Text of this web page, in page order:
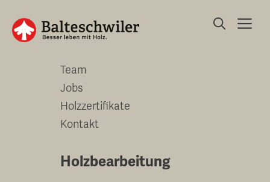
zum
Inhalt
Unternehmen
Team
Jobs
Holzzertifikate
Kontakt
Holzbearbeitung